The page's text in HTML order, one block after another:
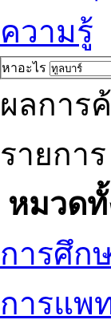
ความรู้
หาอะไร
ผลการ
รายการ
หมวด
การศึก
การแพ